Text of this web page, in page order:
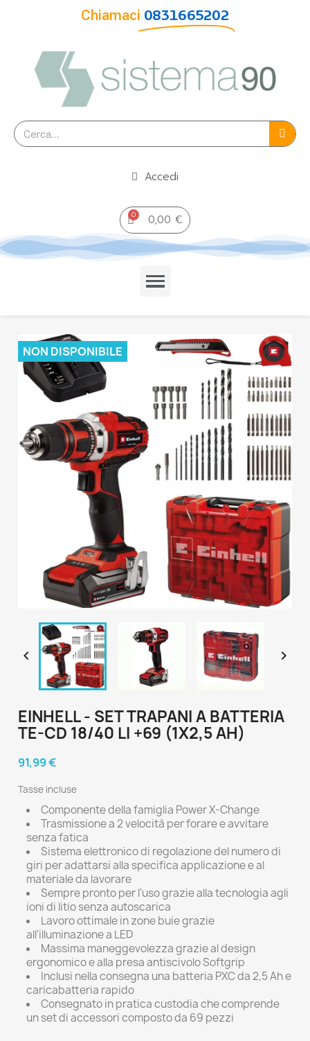
Chiamaci 0831665202
Accedi
0,00 €
NON DISPONIBILE
 
EINHELL - SET TRAPANI A BATTERIA
TE-CD 18/40 LI +69 (1X2,5 AH)
91,99 €
Tasse incluse
Componente della famiglia Power X-Change
Trasmissione a 2 velocità per forare e avvitare
senza fatica
Sistema elettronico di regolazione del numero di
giri per adattarsi alla specifica applicazione e al
materiale da lavorare
Sempre pronto per l'uso grazie alla tecnologia agli
ioni di litio senza autoscarica
Lavoro ottimale in zone buie grazie
all'illuminazione a LED
Massima maneggevolezza grazie al design
ergonomico e alla presa antiscivolo Softgrip
Inclusi nella consegna una batteria PXC da 2,5 Ah e
caricabatteria rapido
Consegnato in pratica custodia che comprende
un set di accessori composto da 69 pezzi